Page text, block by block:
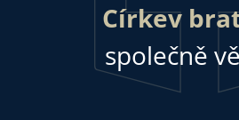
Církev
společně